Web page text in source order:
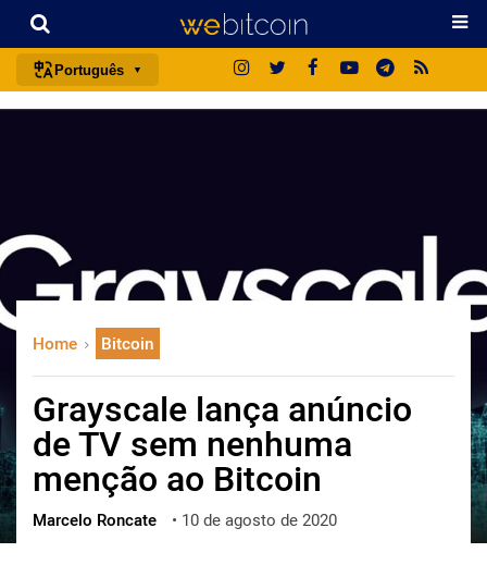
Português
português (BR)
deutsch
中文
한국어
العربية
ไทย
ქართული
Home Bitcoin
Grayscale lança anúncio
de TV sem nenhuma
menção ao Bitcoin
Marcelo Roncate • 10 de agosto de 2020